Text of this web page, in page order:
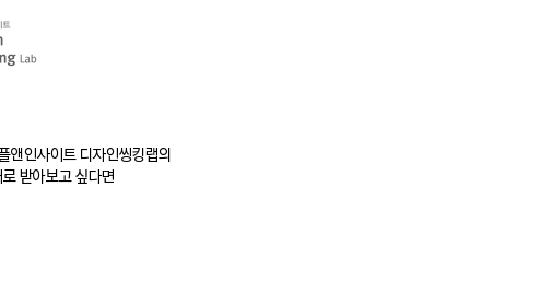
인사이트 디자인씽킹랩의
받아보고 싶다면